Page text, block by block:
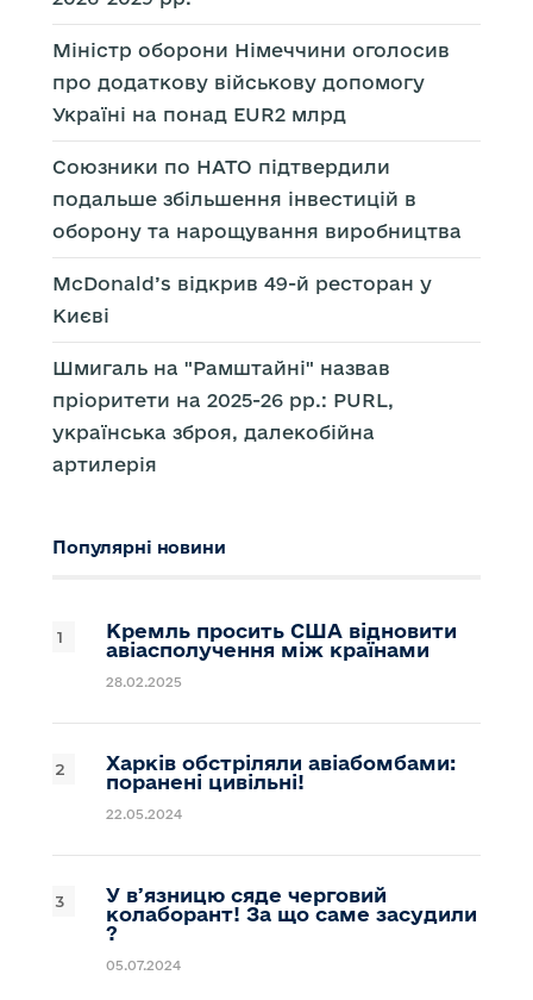
Міністр оборони Німеччини оголосив
про додаткову військову допомогу
Україні на понад EUR2 млрд
Союзники по НАТО підтвердили
подальше збільшення інвестицій в
оборону та нарощування виробництва
McDonald’s відкрив 49-й ресторан у
Києві
Шмигаль на "Рамштайні" назвав
пріоритети на 2025-26 рр.: PURL,
українська зброя, далекобійна
артилерія
Популярні новини
Кремль просить США відновити
авіасполучення між країнами
28.02.2025
Харків обстріляли авіабомбами:
поранені цивільні!
22.05.2024
У вʼязницю сяде черговий
колаборант! За що саме засудили
?
05.07.2024